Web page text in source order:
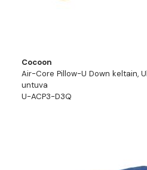
Cocoon
Air-Core Pillow-U Down keltain,
untuva
U-ACP3-D3Q